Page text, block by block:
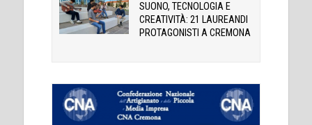
SUONO, TECNOLOGIA E
CREATIVITÀ: 21 LAUREANDI
PROTAGONISTI A CREMONA